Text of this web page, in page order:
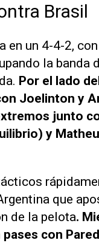
Brasil
en un 4-4-2,
la banda
Por el lado
Joelinton y
junto
y
que
de la pelota.
con